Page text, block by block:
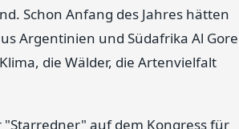
Schon Anfang des Jahres hätten
Argentinien und Südafrika Al Gore
die Wälder, die Artenvielfalt
auf dem Kongress für